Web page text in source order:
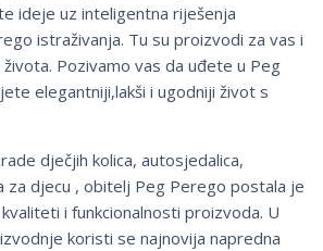
ideje uz inteligentna riješenja
istraživanja. Tu su proizvodi za vas i
Pozivamo vas da uđete u Peg
elegantniji,lakši i ugodniji život s
dječjih kolica, autosjedalica,
za djecu , obitelj Peg Perego postala je
i funkcionalnosti proizvoda. U
koristi se najnovija napredna